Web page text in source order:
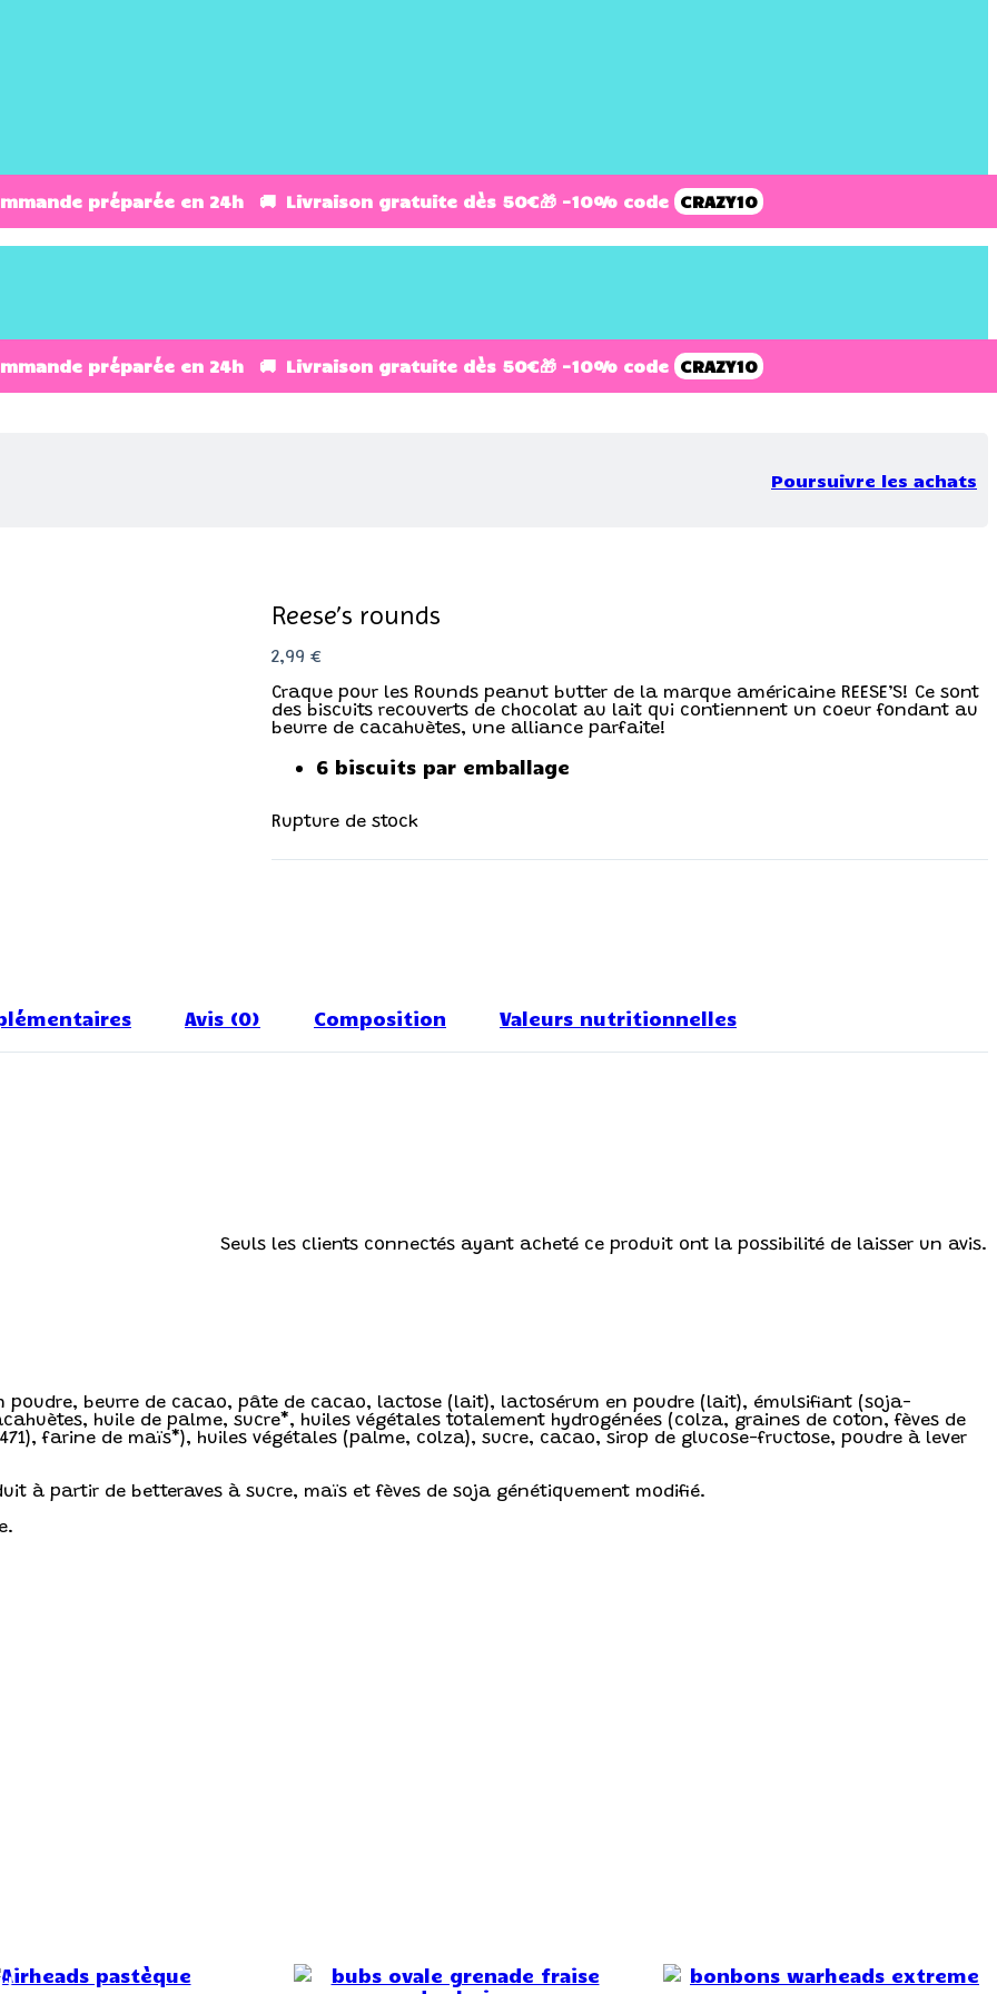
préparée en 24h 🚚 Livraison gratuite dès 50€🎁 -10% code CRAZY10
préparée en 24h 🚚 Livraison gratuite dès 50€🎁 -10% code CRAZY10
Poursuivre les achats
Reese’s rounds
2,99 €
Craque pour les Rounds peanut butter de la marque américaine REESE’S! Ce sont
des biscuits recouverts de chocolat au lait qui contiennent un coeur fondant au
beurre de cacahuètes, une alliance parfaite!
6 biscuits par emballage
Rupture de stock
Avis (0) Composition Valeurs nutritionnelles
Seuls les clients connectés ayant acheté ce produit ont la possibilité de laisser un avis.
poudre, beurre de cacao, pâte de cacao, lactose (lait), lactosérum en poudre (lait), émulsifiant (soja-
huile de palme, sucre*, huiles végétales totalement hydrogénées (colza, graines de coton, fèves de
farine de maïs*), huiles végétales (palme, colza), sucre, cacao, sirop de glucose-fructose, poudre à lever
à partir de betteraves à sucre, maïs et fèves de soja génétiquement modifié.
!